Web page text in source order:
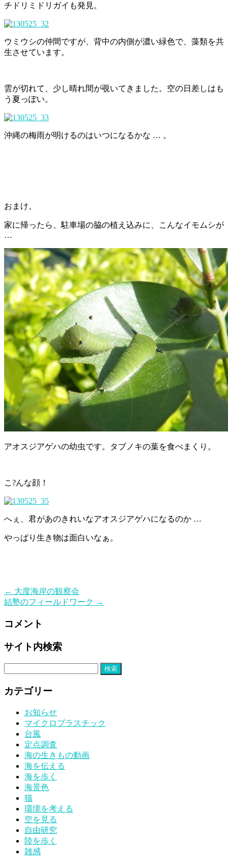
チドリミドリガイも発見。
ウミウシの仲間ですが、背中の内側が濃い緑色で、藻類を共
生させています。
雲が切れて、少し晴れ間が覗いてきました。空の日差しはも
う夏っぽい。
沖縄の梅雨が明けるのはいつになるかな … 。
おまけ。
家に帰ったら、駐車場の脇の植え込みに、こんなイモムシが
…
アオスジアゲハの幼虫です。タブノキの葉を食べまくり。
こ?んな顔！
へぇ、君があのきれいなアオスジアゲハになるのか …
やっぱり生き物は面白いなぁ。
← 大度海岸の観察会
結塾のフィールドワーク →
コメント
サイト内検索
カテゴリー
お知らせ
マイクロプラスチック
台風
定点調査
海の生きもの動画
海を伝える
海を歩く
海景色
猫
環境を考える
空を見る
自由研究
陸を歩く
雑感